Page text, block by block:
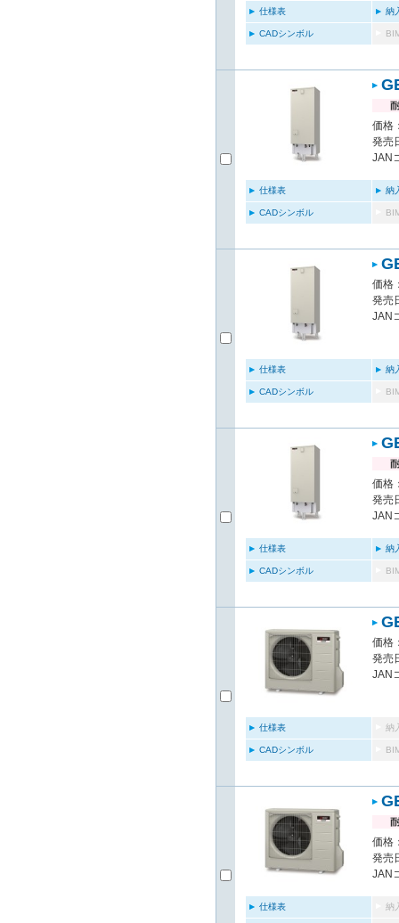
仕様表 納
CADシンボル
価格
発売
JAN
仕様表 納
CADシンボル
価格
発売
JAN
仕様表 納
CADシンボル
価格
発売
JAN
仕様表 納
CADシンボル
価格
発売
JAN
仕様表 納
CADシンボル
価格
発売
JAN
仕様表 納